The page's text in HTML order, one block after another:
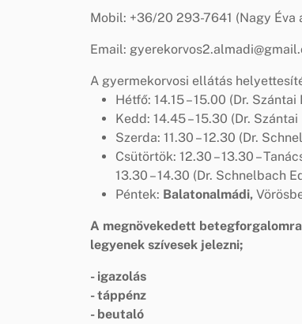
Mobil: +36/20 293-7641 (Nagy Éva
Email:
A gyermekorvosi ellátás
Hétfő: 14.15 – 15.00 (Dr. Szántai
Kedd: 14.45 – 15.30 (Dr. Szántai
Szerda: 11.30 – 12.30 (Dr.
Csütörtök: 12.30 – 13.30 –
13.30 – 14.30 (Dr. Schnelbach
Péntek: Balatonalmádi,
A megnövekedett
legyenek szívesek jelezni;
- igazolás
- táppénz
- beutaló